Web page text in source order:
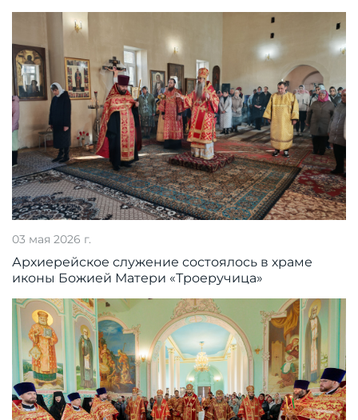
03 мая 2026 г.
Архиерейское служение состоялось в храме
иконы Божией Матери «Троеручица»